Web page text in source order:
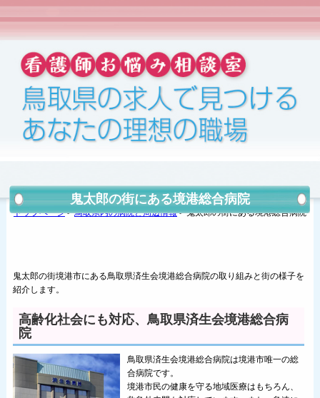
鬼太郎の街にある境港総合病院
トップページ>鳥取県内の病院と周辺情報>鬼太郎の街にある境港総合病院
鬼太郎の街境港市にある鳥取県済生会境港総合病院の取り組みと街の様子を
紹介します。
高齢化社会にも対応、鳥取県済生会境港総合病
院
鳥取県済生会境港総合病院は境港市唯一の総
合病院です。
境港市民の健康を守る地域医療はもちろん、